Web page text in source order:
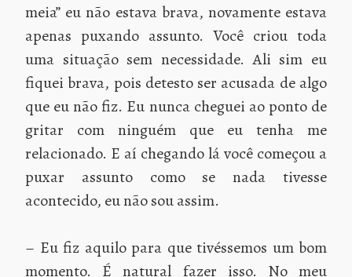
meia” eu não estava brava, novamente estava
apenas puxando assunto. Você criou toda
uma situação sem necessidade. Ali sim eu
fiquei brava, pois detesto ser acusada de algo
que eu não fiz. Eu nunca cheguei ao ponto de
gritar com ninguém que eu tenha me
relacionado. E aí chegando lá você começou a
puxar assunto como se nada tivesse
acontecido, eu não sou assim.
– Eu fiz aquilo para que tivéssemos um bom
momento. É natural fazer isso. No meu